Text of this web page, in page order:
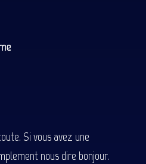
Si vous avez une
nous dire bonjour.